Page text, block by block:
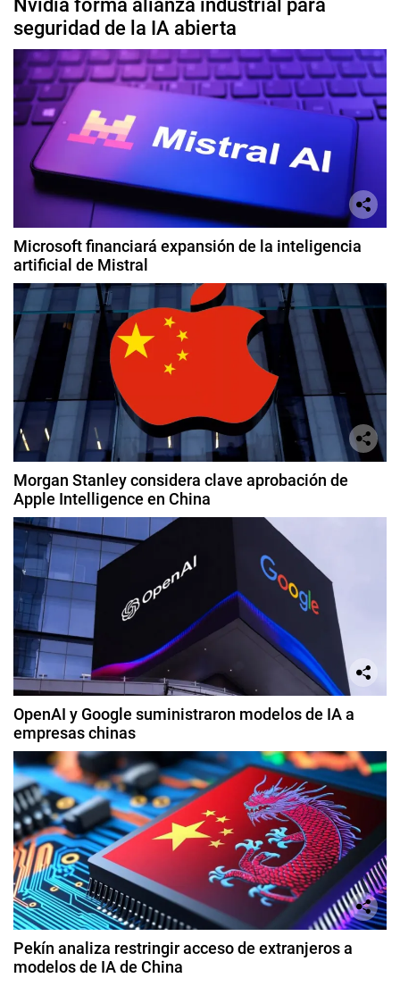
Nvidia forma alianza industrial para
seguridad de la IA abierta
Microsoft financiará expansión de la inteligencia
artificial de Mistral
Morgan Stanley considera clave aprobación de
Apple Intelligence en China
OpenAI y Google suministraron modelos de IA a
empresas chinas
Pekín analiza restringir acceso de extranjeros a
modelos de IA de China